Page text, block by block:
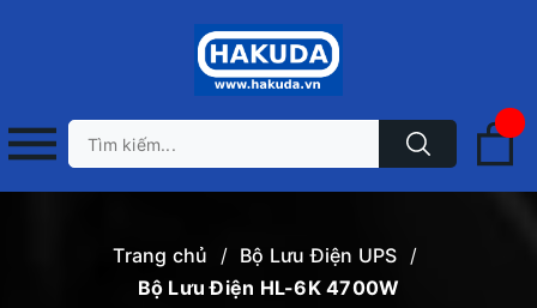
Trang chủ / Bộ Lưu Điện UPS /
Bộ Lưu Điện HL-6K 4700W